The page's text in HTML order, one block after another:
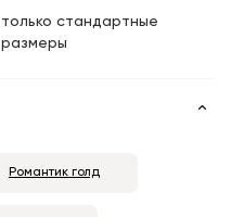
только стандартные
размеры
Романтик голд